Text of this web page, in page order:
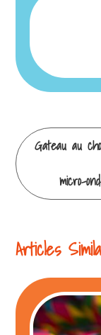
Continuer
la
Gateau au
micro-
Articles